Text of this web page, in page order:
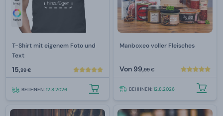
T-Shirt mit eigenem Foto und
Text
15,99 €
BEI IHNEN:12.8.2026
Manboxeo voller Fleisches
Von 99,99 €
BEI IHNEN:12.8.2026